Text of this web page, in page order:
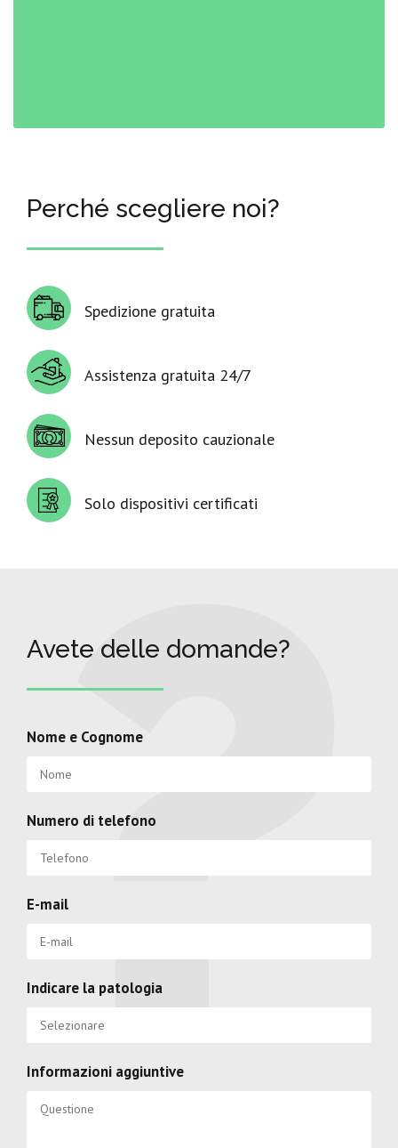
Perché scegliere noi?
Spedizione gratuita
Assistenza gratuita 24/7
Nessun deposito cauzionale
Solo dispositivi certificati
Avete delle domande?
Nome e Cognome
Numero di telefono
E-mail
Indicare la patologia
Informazioni aggiuntive